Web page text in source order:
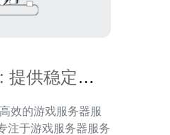
提供稳定高
效的游戏服务器服